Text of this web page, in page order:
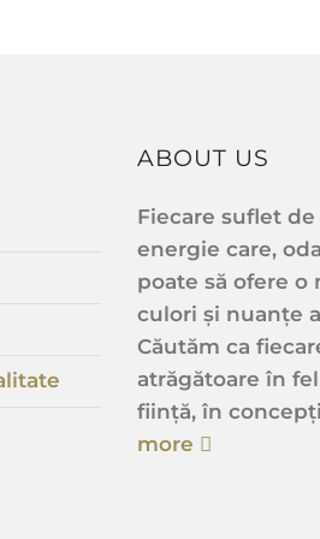
ABOUT US
Fiecare suflet
energie care,
poate să ofere
culori și nuanțe
Căutăm ca
atrăgătoare în
ființă, în
more